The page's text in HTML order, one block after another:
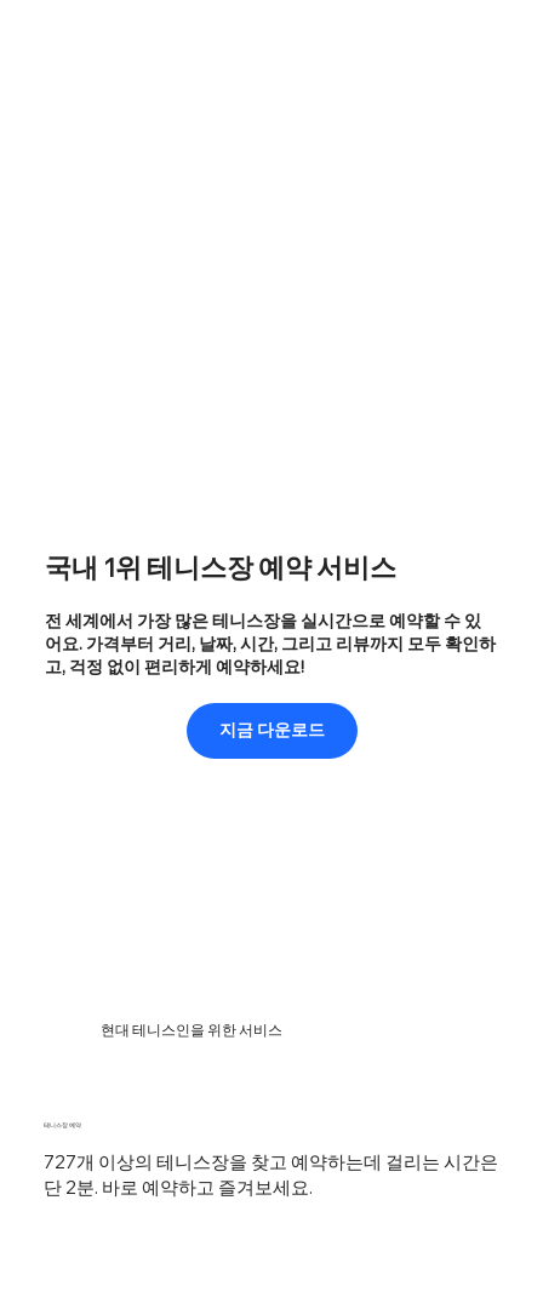
국내 1위 테니스장 예약 서비스
전 세계에서 가장 많은 테니스장을 실시간으로 예약할 수 있
어요. 가격부터 거리, 날짜, 시간, 그리고 리뷰까지 모두 확인하
고, 걱정 없이 편리하게 예약하세요!
지금 다운로드
현대 테니스인을 위한 서비스
727개 이상의 테니스장을 찾고 예약하는데 걸리는 시간은
단 2분. 바로 예약하고 즐겨보세요.
테니스장 예약